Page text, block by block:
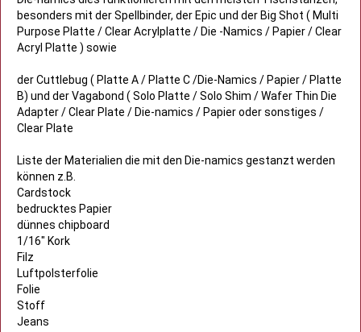
besonders mit der Spellbinder, der Epic und der Big Shot ( Multi
Purpose Platte / Clear Acrylplatte / Die -Namics / Papier / Clear
Acryl Platte ) sowie
der Cuttlebug ( Platte A / Platte C /Die-Namics / Papier / Platte
B) und der Vagabond ( Solo Platte / Solo Shim / Wafer Thin Die
Adapter / Clear Plate / Die-namics / Papier oder sonstiges /
Clear Plate
Liste der Materialien die mit den Die-namics gestanzt werden
können z.B.
Cardstock
bedrucktes Papier
dünnes chipboard
1/16" Kork
Filz
Luftpolsterfolie
Folie
Stoff
Jeans